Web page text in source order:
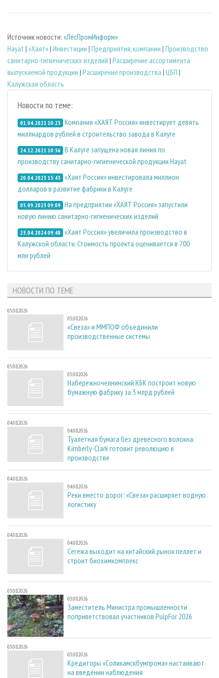
Источник новости: «ЛесПромИнформ»
Hayat | «Хаят»| Инвестиции | Предприятия, компании | Производство
санитарно-гигиенических изделий | Расширение ассортимента
выпускаемой продукции | Расширение производства | ЦБП |
Калужская область
Новости по теме:
01.04.2021 10:23 Компания «ХАЯТ Россия» инвестирует девять
миллиардов рублей в строительство завода в Калуге
24.12.2021 10:56 В Калуге запущена новая линия по
производству санитарно-гигиенической продукции Hayat
20.04.2023 15:43 «Хaят Россия» инвестировала миллион
долларов в развитие фабрики в Калуге
05.09.2023 09:09 На предприятии «ХАЯТ Россия» запустили
новую линию санитарно-гигиенических изделий
23.04.2024 09:48 «Хаят Россия» увеличила производство в
Калужской области. Стоимость проекта оценивается в 700
млн рублей
НОВОСТИ ПО ТЕМЕ
05.08.2026
05.08.2026
«Свеза» и ММПОФ объединили
производственные системы
05.08.2026
05.08.2026
Набережночелнинский КБК построит новую
бумажную фабрику за 3 млрд рублей
04.08.2026
04.08.2026
Туалетная бумага без древесного волокна:
Kimberly-Clark готовит революцию в
производстве
04.08.2026
04.08.2026
Реки вместо дорог: «Свеза» расширяет водную
логистику
04.08.2026
04.08.2026
Сегежа выходит на китайский рынок пеллет и
строит биохимкомплекс
03.08.2026
03.08.2026
Заместитель Министра промышленности
поприветствовал участников PulpFor 2026
03.08.2026
03.08.2026
Кредиторы «Соликамскбумпрома» настаивают
на введении наблюдения